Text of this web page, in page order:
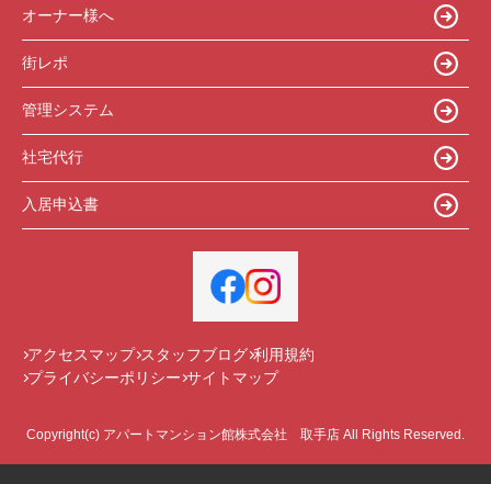
オーナー様へ
街レポ
管理システム
社宅代行
入居申込書
アクセスマップ スタッフブログ 利用規約
プライバシーポリシー サイトマップ
Copyright(c) アパートマンション館株式会社 取手店 All Rights Reserved.